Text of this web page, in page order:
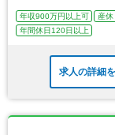
年収900万円以上可 産
年間休日120日以上
求人の詳細